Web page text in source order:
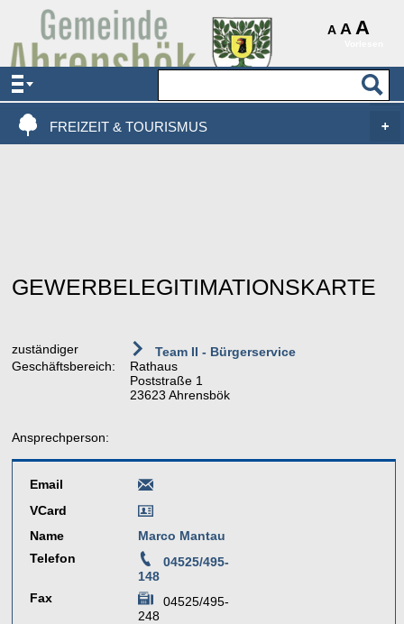
A A A
AKTUELLES & SERVICE
VERWALTUNG & POLITIK
FREIZEIT & TOURISMUS
GEWERBELEGITIMATIONSKARTE
zuständiger
Geschäftsbereich:
Team II - Bürgerservice
Rathaus
Poststraße 1
23623 Ahrensbök
Ansprechperson:
Email
VCard
Name
Marco Mantau
Telefon
04525/495-
148
Fax
04525/495-
248